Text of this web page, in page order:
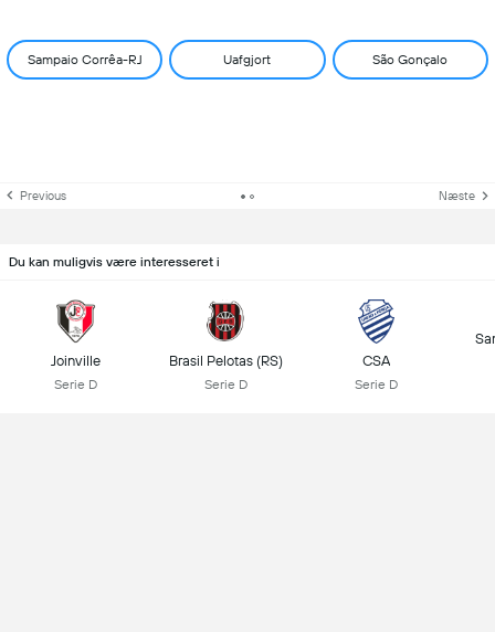
Sampaio Corrêa-RJ Uafgjort São Gonçalo
Previous Næste
Du kan muligvis være interesseret i
Joinville
Serie D
Brasil Pelotas (RS)
Serie D
CSA
Serie D